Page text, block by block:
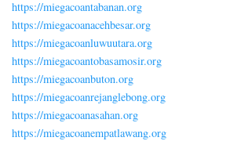
https://miegacoantabanan.org
https://miegacoanacehbesar.org
https://miegacoanluwuutara.org
https://miegacoantobasamosir.org
https://miegacoanbuton.org
https://miegacoanrejanglebong.org
https://miegacoanasahan.org
https://miegacoanempatlawang.org